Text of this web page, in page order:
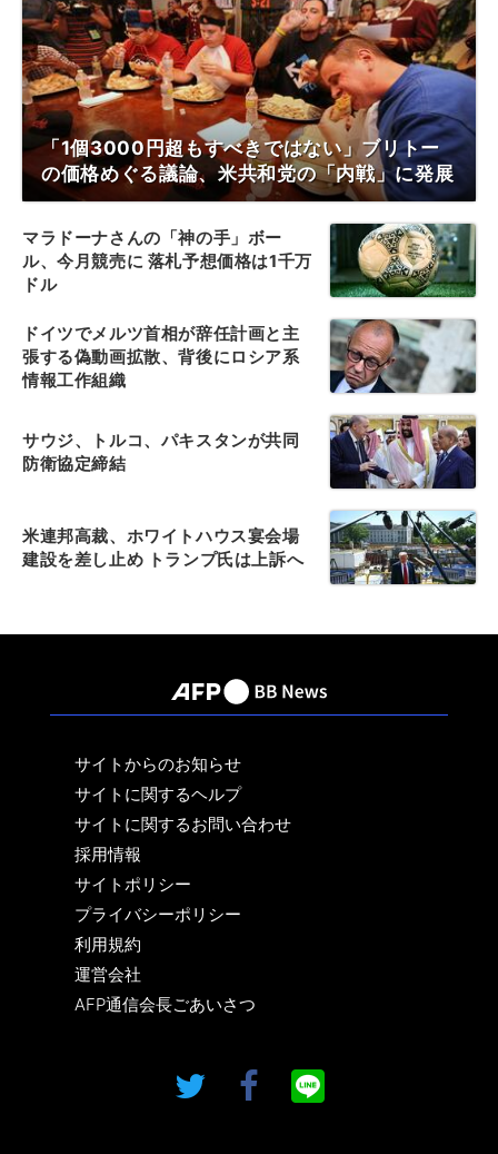
「1個3000円超もすべきではない」ブリトー
の価格めぐる議論、米共和党の「内戦」に発展
マラドーナさんの「神の手」ボー
ル、今月競売に 落札予想価格は1千万
ドル
ドイツでメルツ首相が辞任計画と主
張する偽動画拡散、背後にロシア系
情報工作組織
サウジ、トルコ、パキスタンが共同
防衛協定締結
米連邦高裁、ホワイトハウス宴会場
建設を差し止め トランプ氏は上訴へ
サイトからのお知らせ
サイトに関するヘルプ
サイトに関するお問い合わせ
採用情報
サイトポリシー
プライバシーポリシー
利用規約
運営会社
AFP通信会長ごあいさつ